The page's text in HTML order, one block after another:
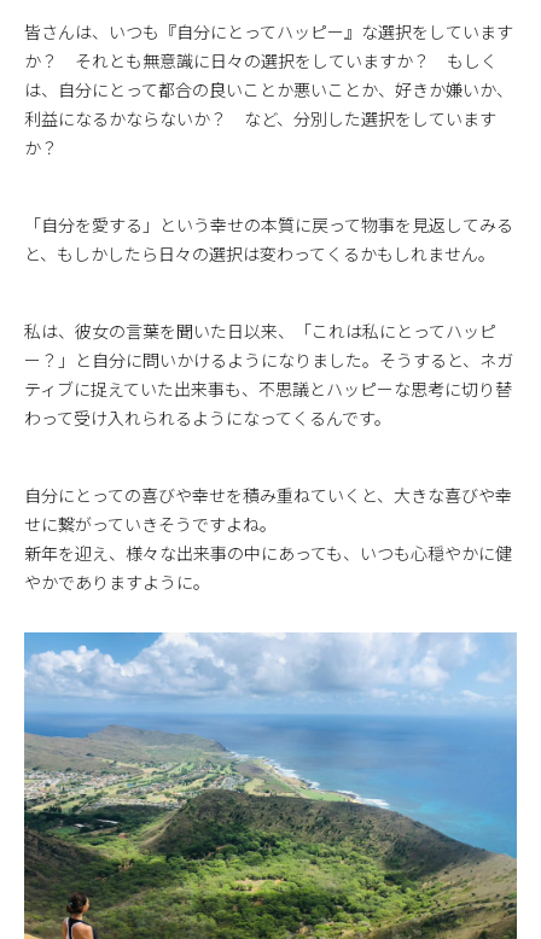
皆さんは、いつも『自分にとってハッピー』な選択をしています
か？ それとも無意識に日々の選択をしていますか？ もしく
は、自分にとって都合の良いことか悪いことか、好きか嫌いか、
利益になるかならないか？ など、分別した選択をしています
か？
「自分を愛する」という幸せの本質に戻って物事を見返してみる
と、もしかしたら日々の選択は変わってくるかもしれません。
私は、彼女の言葉を聞いた日以来、「これは私にとってハッピ
ー？」と自分に問いかけるようになりました。そうすると、ネガ
ティブに捉えていた出来事も、不思議とハッピーな思考に切り替
わって受け入れられるようになってくるんです。
自分にとっての喜びや幸せを積み重ねていくと、大きな喜びや幸
せに繋がっていきそうですよね。
新年を迎え、様々な出来事の中にあっても、いつも心穏やかに健
やかでありますように。